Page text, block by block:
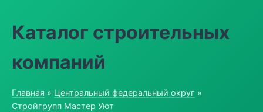
Каталог строительных
компаний
Главная » Центральный федеральный округ »
Стройгрупп Мастер Уют